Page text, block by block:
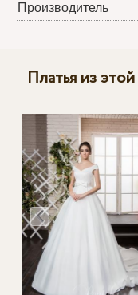
Производитель
Платья из